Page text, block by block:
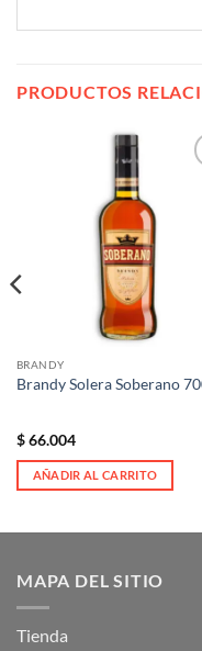
PRODUCTOS
BRANDY
Brandy Solera Soberano
$66.004
AÑADIR AL CARRITO
MAPA DEL SITIO
Tienda